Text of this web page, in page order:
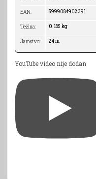
EAN: 5999084902391
Težina: 0.185 kg
Jamstvo: 24 m
YouTube video nije dodan